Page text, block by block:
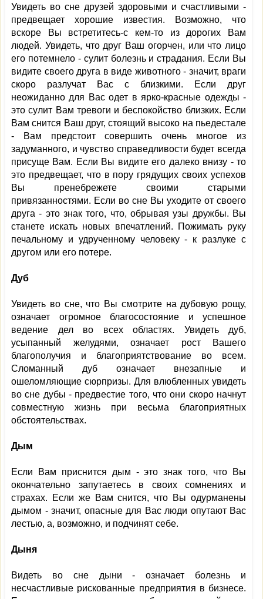
Увидеть во сне друзей здоровыми и счастливыми -
предвещает хорошие известия. Возможно, что
вскоре Вы встретитесь-с кем-то из дорогих Вам
людей. Увидеть, что друг Ваш огорчен, или что лицо
его потемнело - сулит болезнь и страдания. Если Вы
видите своего друга в виде животного - значит, враги
скоро разлучат Вас с близкими. Если друг
неожиданно для Вас одет в ярко-красные одежды -
это сулит Вам тревоги и беспокойство близких. Если
Вам снится Ваш друг, стоящий высоко на пьедестале
- Вам предстоит совершить очень многое из
задуманного, и чувство справедливости будет всегда
присуще Вам. Если Вы видите его далеко внизу - то
это предвещает, что в пору грядущих своих успехов
Вы пренебрежете своими старыми
привязанностями. Если во сне Вы уходите от своего
друга - это знак того, что, обрывая узы дружбы. Вы
станете искать новых впечатлений. Пожимать руку
печальному и удрученному человеку - к разлуке с
другом или его потере.
Дуб
Увидеть во сне, что Вы смотрите на дубовую рощу,
означает огромное благосостояние и успешное
ведение дел во всех областях. Увидеть дуб,
усыпанный желудями, означает рост Вашего
благополучия и благоприятствование во всем.
Сломанный дуб означает внезапные и
ошеломляющие сюрпризы. Для влюбленных увидеть
во сне дубы - предвестие того, что они скоро начнут
совместную жизнь при весьма благоприятных
обстоятельствах.
Дым
Если Вам приснится дым - это знак того, что Вы
окончательно запутаетесь в своих сомнениях и
страхах. Если же Вам снится, что Вы одурманены
дымом - значит, опасные для Вас люди опутают Вас
лестью, а, возможно, и подчинят себе.
Дыня
Видеть во сне дыни - означает болезнь и
несчастливые рискованные предприятия в бизнесе.